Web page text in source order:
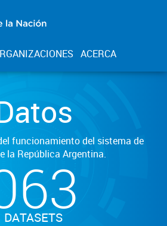
ACERCA
funcionamiento del sistema de
la República Argentina.
DATASETS